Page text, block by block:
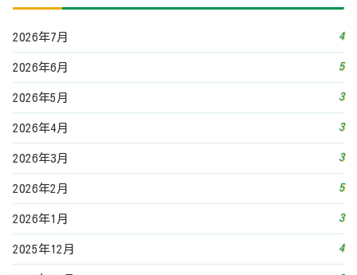
2026年7月 4
2026年6月 5
2026年5月 3
2026年4月 3
2026年3月 3
2026年2月 5
2026年1月 3
2025年12月 4